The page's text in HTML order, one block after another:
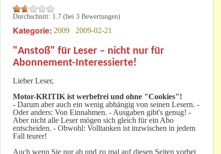
Durchschnitt: 1.7 (bei 3 Bewertungen)
Kategorie: 2009 2009-02-21
"Anstoß" für Leser – nicht nur für
Abonnement-Interessierte!
Lieber Leser,
Motor-KRITIK ist werbefrei und ohne "Cookies"!
- Darum aber auch ein wenig abhängig von seinen Lesern. -
Oder anders: Von Einnahmen. - Ausgaben gibt's genug! -
Aber nicht alle Leser mögen sich gleich für ein Abo
entscheiden. - Obwohl: Volltanken ist inzwischen in jedem
Fall teurer!
Auch wenn Sie nur ab und zu mal auf diesen Seiten vorbei